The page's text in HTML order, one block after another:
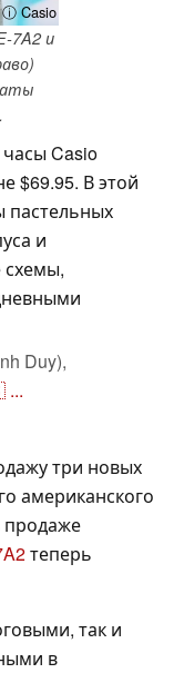
ⓘ Casio
7A2 и
Casio
$69.95. В этой
пастельных
и
схемы,
Duy),
...
три новых
американского
продаже
теперь
так и
в